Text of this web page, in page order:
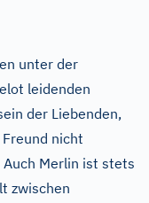
unter der
leidenden
der Liebenden,
nicht
Merlin ist stets
zwischen